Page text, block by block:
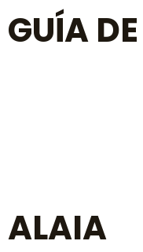
GUÍA
ALAIA